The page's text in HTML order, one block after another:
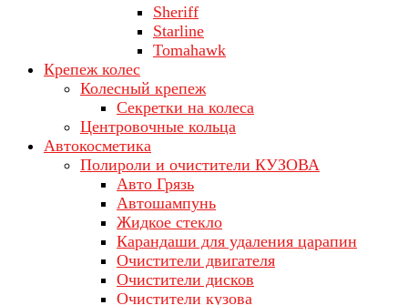
Sheriff
Starline
Tomahawk
Крепеж колес
Колесный крепеж
Секретки на колеса
Центровочные кольца
Автокосметика
Полироли и очистители КУЗОВА
Авто Грязь
Автошампунь
Жидкое стекло
Карандаши для удаления царапин
Очистители двигателя
Очистители дисков
Очистители кузова